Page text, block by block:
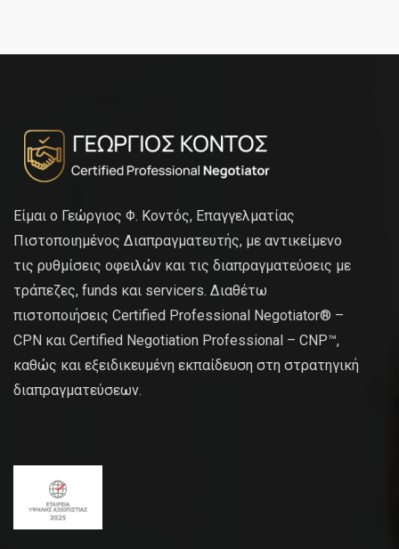
Είμαι ο Γεώργιος Φ. Κοντός, Επαγγελματίας
Πιστοποιημένος Διαπραγματευτής, με αντικείμενο
τις ρυθμίσεις οφειλών και τις διαπραγματεύσεις με
τράπεζες, funds και servicers. Διαθέτω
πιστοποιήσεις Certified Professional Negotiator® –
CPN και Certified Negotiation Professional – CNP™,
καθώς και εξειδικευμένη εκπαίδευση στη στρατηγική
διαπραγματεύσεων.